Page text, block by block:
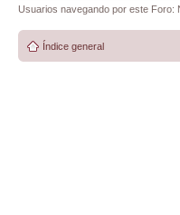
Usuarios navegando por este Foro:
Índice general